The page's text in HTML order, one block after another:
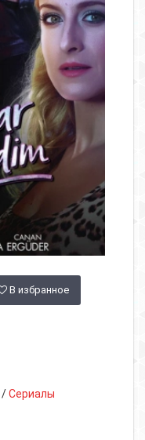
В избранное
/Сериалы